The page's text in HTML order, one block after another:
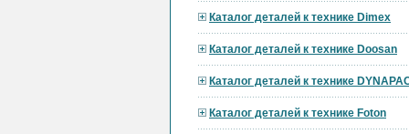
Каталог деталей к технике Dimex
Каталог деталей к технике Doosan
Каталог деталей к технике
Каталог деталей к технике Foton